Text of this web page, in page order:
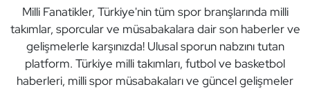
Milli Fanatikler, Türkiye'nin tüm spor branşlarında milli
takımlar, sporcular ve müsabakalara dair son haberler ve
gelişmelerle karşınızda! Ulusal sporun nabzını tutan
platform. Türkiye milli takımları, futbol ve basketbol
haberleri, milli spor müsabakaları ve güncel gelişmeler